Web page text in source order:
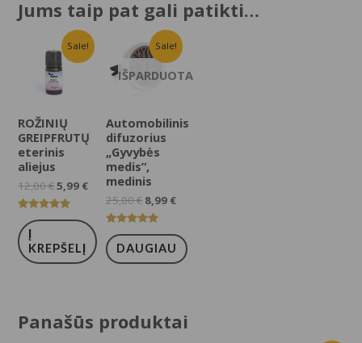
Jums taip pat gali patikti…
Sale!
ROŽINIŲ
GREIPFRUTŲ
eterinis
aliejus
12,00€5,99 €
Įvertinimas:
5.00
iš 5Į
KREPŠELĮ
Sale!
IŠPARDUOTA
Automobilinis
difuzorius
„Gyvybės
medis”,
medinis
25,00€ 8,99 €
Įvertinimas:
5.00
iš 5DAUGIAU
Panašūs produktai